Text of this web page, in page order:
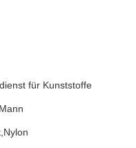
für Kunststoffe